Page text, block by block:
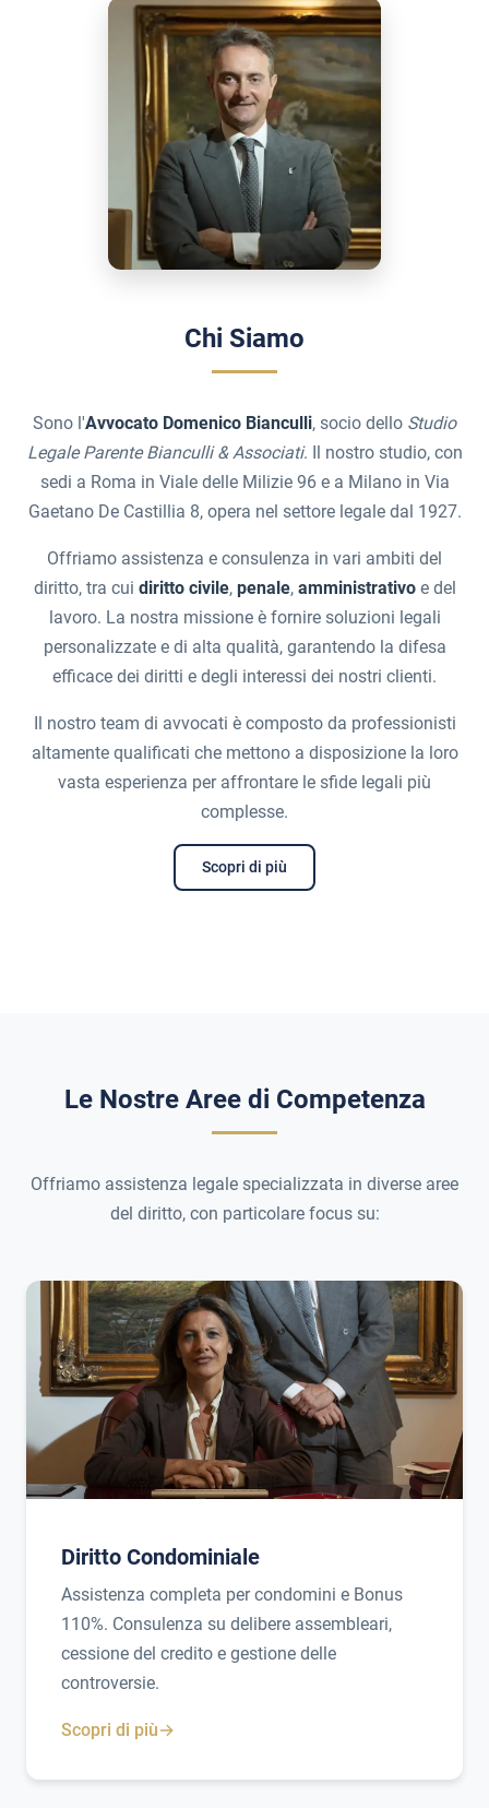
Chi Siamo
Sono l'Avvocato Domenico Bianculli, socio dello Studio
Legale Parente Bianculli & Associati. Il nostro studio, con
sedi a Roma in Viale delle Milizie 96 e a Milano in Via
Gaetano De Castillia 8, opera nel settore legale dal 1927.
Offriamo assistenza e consulenza in vari ambiti del
diritto, tra cui diritto civile, penale, amministrativoe del
lavoro. La nostra missione è fornire soluzioni legali
personalizzate e di alta qualità, garantendo la difesa
efficace dei diritti e degli interessi dei nostri clienti.
Il nostro team di avvocati è composto da professionisti
altamente qualificati che mettono a disposizione la loro
vasta esperienza per affrontare le sfide legali più
complesse.
Scopri di più
Le Nostre Aree di Competenza
Offriamo assistenza legale specializzata in diverse aree
del diritto, con particolare focus su:
Diritto Condominiale
Assistenza completa per condomini e Bonus
110%. Consulenza su delibere assembleari,
cessione del credito e gestione delle
controversie.
Scopri di più